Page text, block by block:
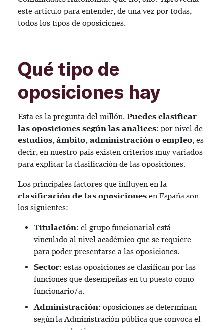
este artículo para entender, de una vez por todas,
todos los tipos de oposiciones.
Qué tipo de
oposiciones hay
Esta es la pregunta del millón. Puedes clasificar
las oposiciones según las analices: por nivel de
estudios, ámbito, administración o empleo, es
decir, en nuestro país existen criterios muy variados
para explicar la clasificación de las oposiciones.
Los principales factores que influyen en la
clasificación de las oposiciones en España son
los siguientes:
Titulación: el grupo funcionarial está
vinculado al nivel académico que se requiere
para poder presentarse a las oposiciones.
Sector: estas oposiciones se clasifican por las
funciones que desempeñas en tu puesto como
funcionario/a.
Administración: oposiciones se determinan
según la Administración pública que convoca el